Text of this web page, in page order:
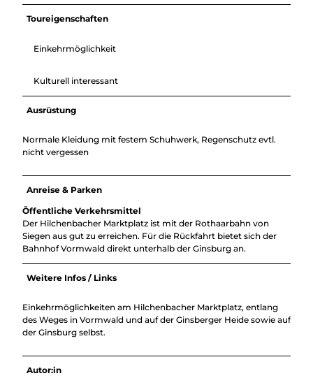
Toureigenschaften
Einkehrmöglichkeit
Kulturell interessant
Ausrüstung
Normale Kleidung mit festem Schuhwerk, Regenschutz evtl.
nicht vergessen
Anreise & Parken
Öffentliche Verkehrsmittel
Der Hilchenbacher Marktplatz ist mit der Rothaarbahn von
Siegen aus gut zu erreichen. Für die Rückfahrt bietet sich der
Bahnhof Vormwald direkt unterhalb der Ginsburg an.
Weitere Infos / Links
Einkehrmöglichkeiten am Hilchenbacher Marktplatz, entlang
des Weges in Vormwald und auf der Ginsberger Heide sowie auf
der Ginsburg selbst.
Autor:in